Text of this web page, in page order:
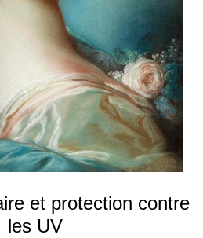
et protection contre
les UV